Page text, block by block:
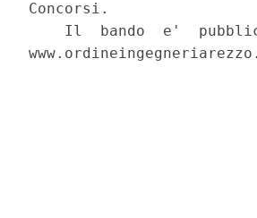
Concorsi.
Il  bando  e'